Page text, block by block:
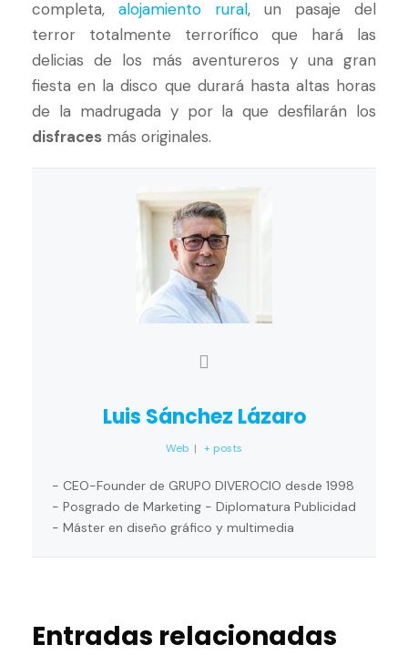
completa, alojamiento rural, un pasaje del
terror totalmente terrorífico que hará las
delicias de los más aventureros y una gran
fiesta en la disco que durará hasta altas horas
de la madrugada y por la que desfilarán los
disfraces más originales.
Luis Sánchez Lázaro
Web | + posts
- CEO-Founder de GRUPO DIVEROCIO desde 1998
- Posgrado de Marketing - Diplomatura Publicidad
- Máster en diseño gráfico y multimedia
Entradas relacionadas